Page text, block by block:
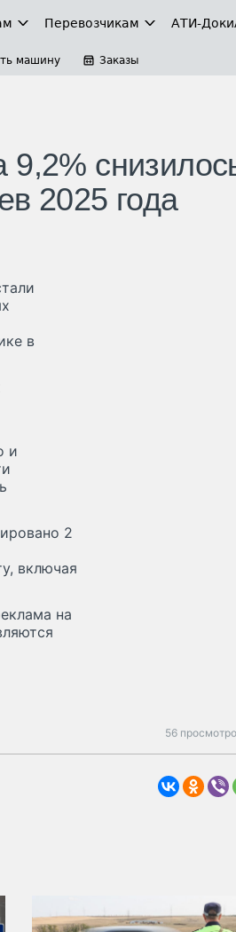
Перевозчикам АТИ-Доки
машину Заказы
2025 года
в
и
2
включая
на
56